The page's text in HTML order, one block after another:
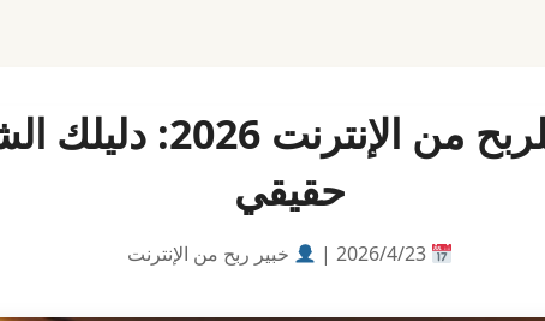
أفضل 10 طرق للربح من
حقيقي
خبير ربح من الإنترنت